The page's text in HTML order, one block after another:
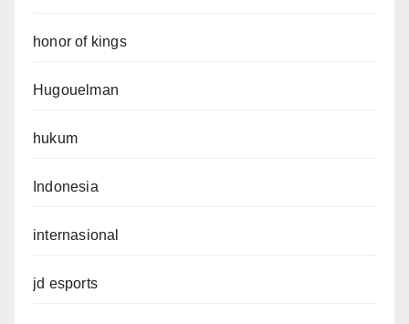
honor of kings
Hugouelman
hukum
Indonesia
internasional
jd esports